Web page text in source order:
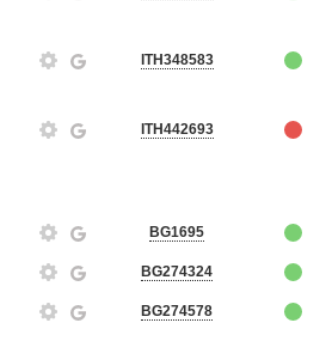
ITH348583
ITH442693
BG1695
BG274324
BG274578